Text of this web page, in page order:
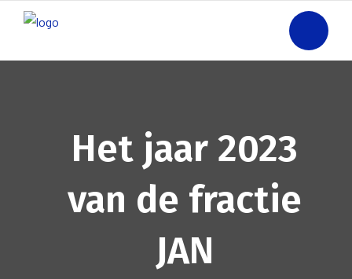
Het jaar 2023
van de fractie
JAN